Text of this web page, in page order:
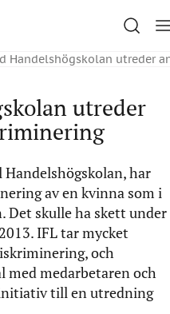
Handelshögskolan utreder
utreder
har
av en kvinna som i
Det skulle ha skett under
IFL tar mycket
och
med medarbetaren och
till en utredning